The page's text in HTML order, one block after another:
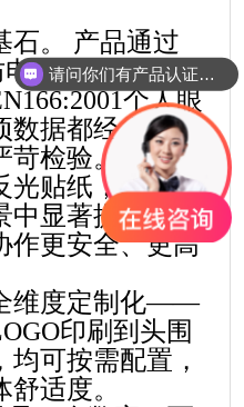
石。 产品通过
弧等级Class 2认
个人眼
数据都经得起
检验。安全帽
光贴纸，在昏暗
中显著提升佩戴
作更安全、更高
维度定制化——
印刷到头围
可按需配置，
适度。
请问你们有产品认证吗？